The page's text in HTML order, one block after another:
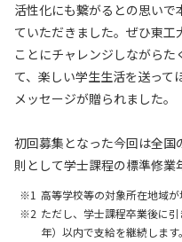
活性化にも繋がるとの思いで
ていただきました。ぜひ東工
ことにチャレンジしながらた
て、楽しい学生生活を送って
メッセージが贈られました。
初回募集となった今回は全国
則として学士課程の標準修業
※1 高等学校等の対象所在地域
※2 ただし、学士課程卒業後に
年）以内で支給を継続します。